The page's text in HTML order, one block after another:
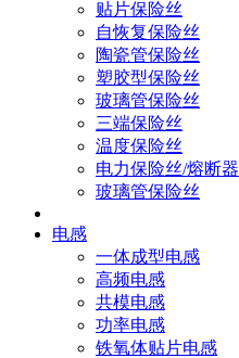
贴片保险丝
自恢复保险丝
陶瓷管保险丝
塑胶型保险丝
玻璃管保险丝
三端保险丝
温度保险丝
电力保险丝/熔断器
玻璃管保险丝
电感
一体成型电感
高频电感
共模电感
功率电感
铁氧体贴片电感